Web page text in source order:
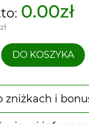
0.00zł
DO KOSZYKA
zniżkach i